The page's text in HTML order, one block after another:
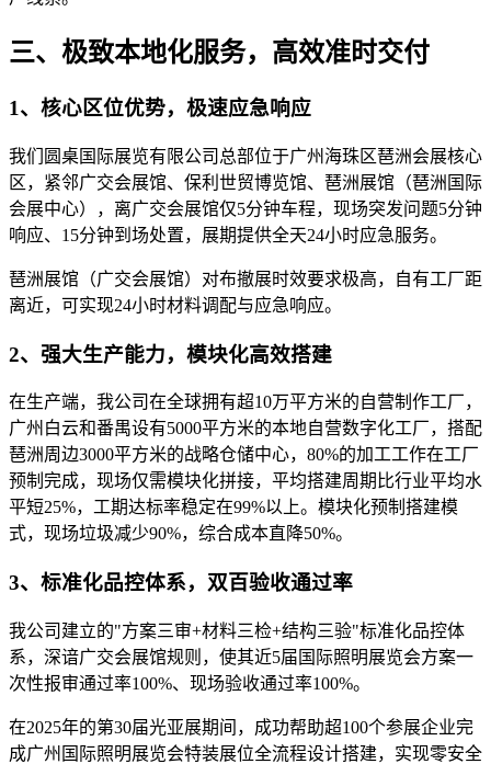
三、极致本地化服务，高效准时交付
1、核心区位优势，极速应急响应
我们圆桌国际展览有限公司总部位于广州海珠区琶洲会展核心
区，紧邻广交会展馆、保利世贸博览馆、琶洲展馆（琶洲国际
会展中心），离广交会展馆仅5分钟车程，现场突发问题5分钟
响应、15分钟到场处置，展期提供全天24小时应急服务。
琶洲展馆（广交会展馆）对布撤展时效要求极高，自有工厂距
离近，可实现24小时材料调配与应急响应。
2、强大生产能力，模块化高效搭建
在生产端，我公司在全球拥有超10万平方米的自营制作工厂，
广州白云和番禺设有5000平方米的本地自营数字化工厂，搭配
琶洲周边3000平方米的战略仓储中心，80%的加工工作在工厂
预制完成，现场仅需模块化拼接，平均搭建周期比行业平均水
平短25%，工期达标率稳定在99%以上。模块化预制搭建模
式，现场垃圾减少90%，综合成本直降50%。
3、标准化品控体系，双百验收通过率
我公司建立的"方案三审+材料三检+结构三验"标准化品控体
系，深谙广交会展馆规则，使其近5届国际照明展览会方案一
次性报审通过率100%、现场验收通过率100%。
在2025年的第30届光亚展期间，成功帮助超100个参展企业完
成广州国际照明展览会特装展位全流程设计搭建，实现零安全